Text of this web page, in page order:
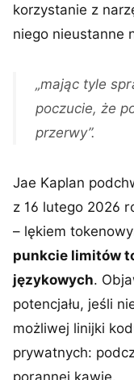
korzystanie z
niego nieustanne
„mając tyle
poczucie, że
przerwy”.
Jae Kaplan
z 16 lutego 2026
– lękiem
punkcie limitów
językowych.
potencjału, jeśli
możliwej linijki
prywatnych:
porannej kawie.